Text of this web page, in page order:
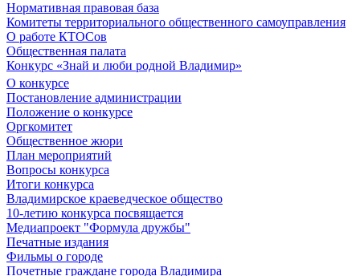
Нормативная правовая база
Комитеты территориального общественного самоуправления
О работе КТОСов
Общественная палата
Конкурс «Знай и люби родной Владимир»
О конкурсе
Постановление администрации
Положение о конкурсе
Оргкомитет
Общественное жюри
План мероприятий
Вопросы конкурса
Итоги конкурса
Владимирское краеведческое общество
10-летию конкурса посвящается
Медиапроект "Формула дружбы"
Печатные издания
Фильмы о городе
Почетные граждане города Владимира